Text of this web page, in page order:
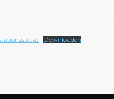
Downloaden